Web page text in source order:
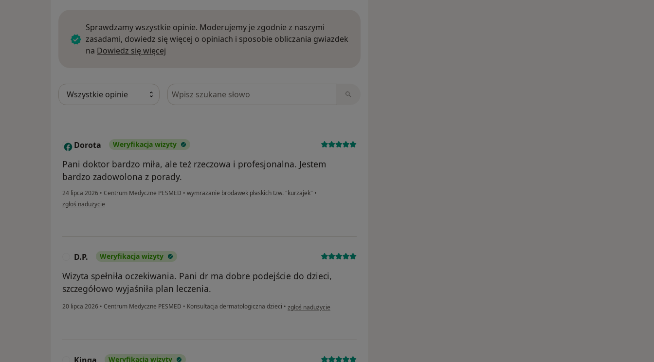
Sprawdzamy wszystkie opinie. Moderujemy je zgodnie z naszymi
zasadami, dowiedz się więcej o opiniach i sposobie obliczania gwiazdek
na Dowiedz się więcej
Szukaj w opiniach
D Dorota Weryfikacja wizyty
Pani doktor bardzo miła, ale też rzeczowa i profesjonalna. Jestem
bardzo zadowolona z porady.
24 lipca 2026 • Centrum Medyczne PESMED • wymrażanie brodawek płaskich tzw. "kurzajek" •
w opinii użytkownika Dorota
zgłoś nadużycie
D.P. Weryfikacja wizyty
Wizyta spełniła oczekiwania. Pani dr ma dobre podejście do dzieci,
szczegółowo wyjaśniła plan leczenia.
20 lipca 2026 • Centrum Medyczne PESMED • Konsultacja dermatologiczna dzieci • w opinii użytkownika D.P.
zgłoś nadużycie
Weryfikacja wizyty